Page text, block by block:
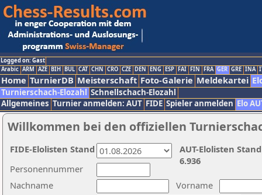
Logged on: Gast
Arabic ARM AZE BIH BUL CAT CHN CRO CZE DEN ENG ESP FAI FIN FRA GER GRE INA
Home TurnierDB Meisterschaft Foto-Galerie Meldekartei
Turnierschach-Elozahl Schnellschach-Elozahl
Allgemeines Turnier anmelden: AUT FIDE Spieler anmelden Elo
Willkommen bei den offiziellen
Nachname
Vorname
Personennummer
AUT-Elolisten
6.936
FIDE-Elolisten Stand